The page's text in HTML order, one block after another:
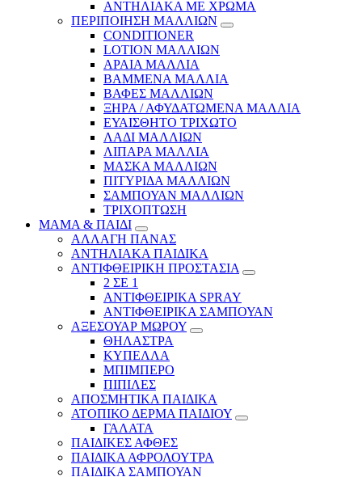
ΑΝΤΗΛΙΑΚΑ ΜΕ ΧΡΩΜΑ
ΠΕΡΙΠΟΙΗΣΗ ΜΑΛΛΙΩΝ
CONDITIONER
LOTION ΜΑΛΛΙΩΝ
ΑΡΑΙΑ ΜΑΛΛΙΑ
ΒΑΜΜΕΝΑ ΜΑΛΛΙΑ
ΒΑΦΕΣ ΜΑΛΛΙΩΝ
ΞΗΡΑ / ΑΦΥΔΑΤΩΜΕΝΑ ΜΑΛΛΙΑ
ΕΥΑΙΣΘΗΤΟ ΤΡΙΧΩΤΟ
ΛΑΔΙ ΜΑΛΛΙΩΝ
ΛΙΠΑΡΑ ΜΑΛΛΙΑ
ΜΑΣΚΑ ΜΑΛΛΙΩΝ
ΠΙΤΥΡΙΔΑ ΜΑΛΛΙΩΝ
ΣΑΜΠΟΥΑΝ ΜΑΛΛΙΩΝ
ΤΡΙΧΟΠΤΩΣΗ
ΜΑΜΑ & ΠΑΙΔΙ
ΑΛΛΑΓΗ ΠΑΝΑΣ
ΑΝΤΗΛΙΑΚΑ ΠΑΙΔΙΚΑ
ΑΝΤΙΦΘΕΙΡΙΚΗ ΠΡΟΣΤΑΣΙΑ
2 ΣΕ 1
ΑΝΤΙΦΘΕΙΡΙΚΑ SPRAY
ΑΝΤΙΦΘΕΙΡΙΚΑ ΣΑΜΠΟΥΑΝ
ΑΞΕΣΟΥΑΡ ΜΩΡΟΥ
ΘΗΛΑΣΤΡΑ
ΚΥΠΕΛΛΑ
ΜΠΙΜΠΕΡΟ
ΠΙΠΙΛΕΣ
ΑΠΟΣΜΗΤΙΚΑ ΠΑΙΔΙΚΑ
ΑΤΟΠΙΚΟ ΔΕΡΜΑ ΠΑΙΔΙΟΥ
ΓΑΛΑΤΑ
ΠΑΙΔΙΚΕΣ ΑΦΘΕΣ
ΠΑΙΔΙΚΑ ΑΦΡΟΛΟΥΤΡΑ
ΠΑΙΔΙΚΑ ΣΑΜΠΟΥΑΝ